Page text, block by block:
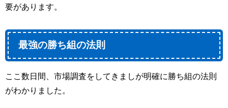
要があります。
最強の勝ち組の法則
ここ数日間、市場調査をしてきましが明確に勝ち組の法則
がわかりました。